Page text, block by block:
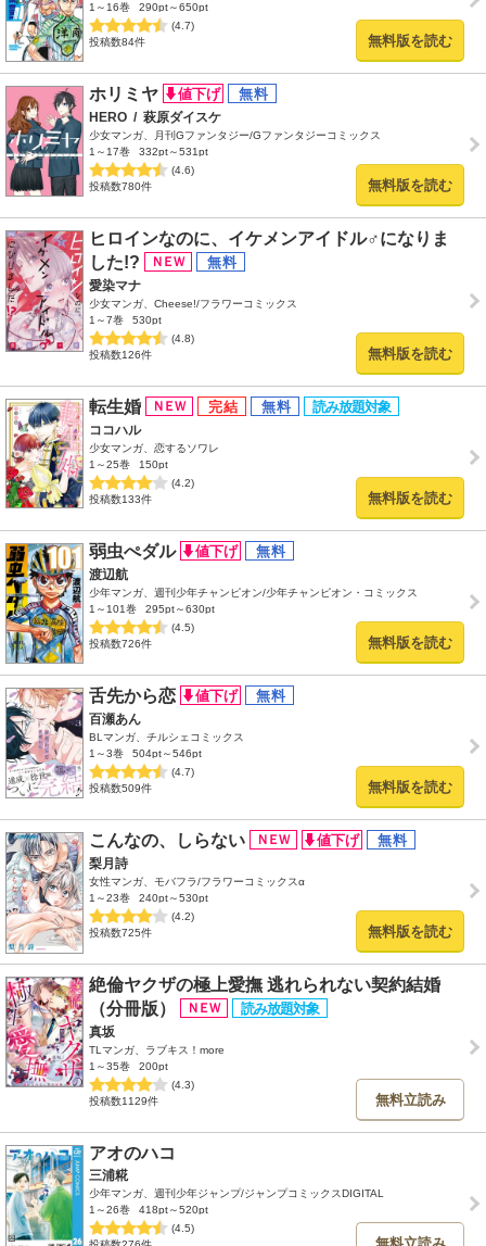
1～16巻
290pt～650pt
(4.7)
投稿数84件
無料版を読む
ホリミヤ
HERO / 萩原ダイスケ
少女マンガ、月刊Gファンタジー/Gファンタジーコミックス
1～17巻
332pt～531pt
(4.6)
投稿数780件
無料版を読む
ヒロインなのに、イケメンアイドル♂になりま
した!?
愛染マナ
少女マンガ、Cheese!/フラワーコミックス
1～7巻
530pt
(4.8)
投稿数126件
無料版を読む
転生婚
ココハル
少女マンガ、恋するソワレ
1～25巻
150pt
(4.2)
投稿数133件
無料版を読む
弱虫ぺダル
渡辺航
少年マンガ、週刊少年チャンピオン/少年チャンピオン・コミックス
1～101巻
295pt～630pt
(4.5)
投稿数726件
無料版を読む
舌先から恋
百瀬あん
BLマンガ、チルシェコミックス
1～3巻
504pt～546pt
(4.7)
投稿数509件
無料版を読む
こんなの、しらない
梨月詩
女性マンガ、モバフラ/フラワーコミックスα
1～23巻
240pt～530pt
(4.2)
投稿数725件
無料版を読む
絶倫ヤクザの極上愛撫 逃れられない契約結婚
（分冊版）
真坂
TLマンガ、ラブキス！more
1～35巻
200pt
(4.3)
投稿数1129件
無料立読み
アオのハコ
三浦糀
少年マンガ、週刊少年ジャンプ/ジャンプコミックスDIGITAL
1～26巻
418pt～520pt
(4.5)